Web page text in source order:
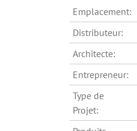
Emplacement:
Distributeur:
Architecte:
Entrepreneur:
Type de
Projet: